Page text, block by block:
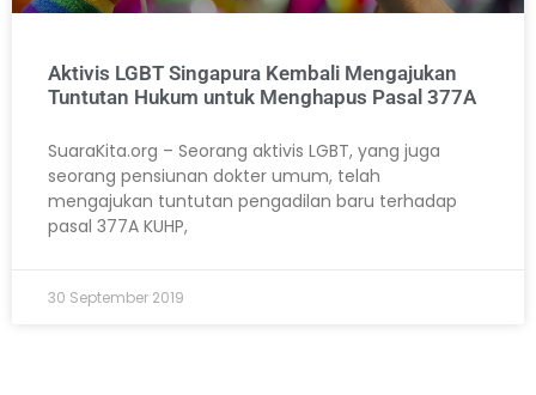
Aktivis LGBT Singapura Kembali Mengajukan
Tuntutan Hukum untuk Menghapus Pasal 377A
SuaraKita.org – Seorang aktivis LGBT, yang juga
seorang pensiunan dokter umum, telah
mengajukan tuntutan pengadilan baru terhadap
pasal 377A KUHP,
30 September 2019